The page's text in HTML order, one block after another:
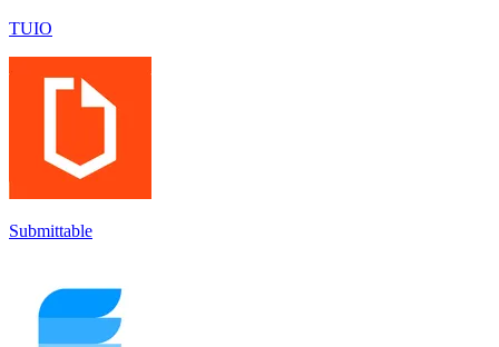
TUIO
Submittable